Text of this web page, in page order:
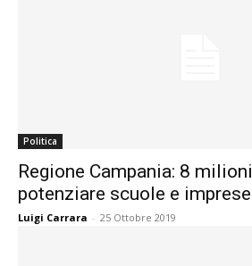
Politica
Regione Campania: 8
potenziare scuole e imprese
Luigi Carrara - 25 Ottobre 2019